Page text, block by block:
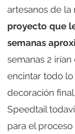
artesanos de la
proyecto que
semanas
semanas 2
encintar todo
decoración
Speedtail
para el